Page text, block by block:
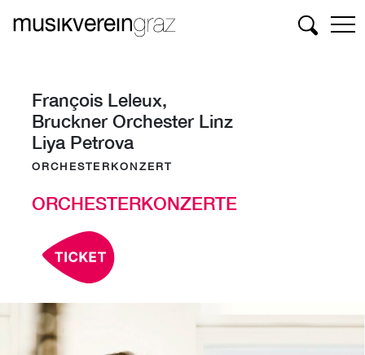
Suchen
François Leleux,
Bruckner Orchester Linz
Liya Petrova
ORCHESTERKONZERT
ORCHESTERKONZERTE